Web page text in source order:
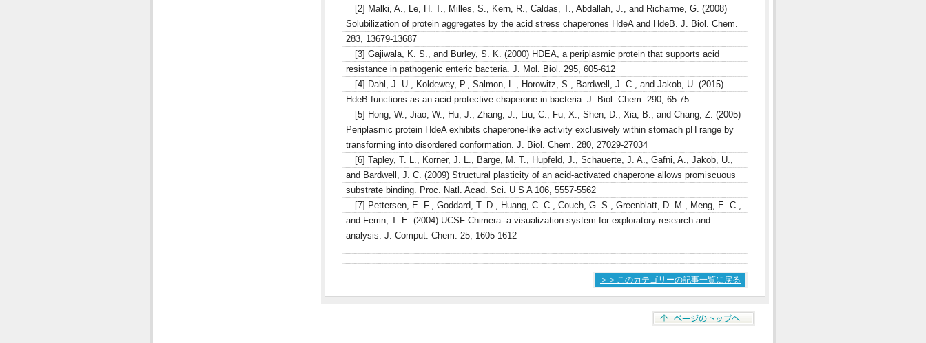
[2] Malki, A., Le, H. T., Milles, S., Kern, R., Caldas, T., Abdallah, J., and Richarme, G. (2008)
Solubilization of protein aggregates by the acid stress chaperones HdeA and HdeB. J. Biol. Chem.
283, 13679-13687
[3] Gajiwala, K. S., and Burley, S. K. (2000) HDEA, a periplasmic protein that supports acid
resistance in pathogenic enteric bacteria. J. Mol. Biol. 295, 605-612
[4] Dahl, J. U., Koldewey, P., Salmon, L., Horowitz, S., Bardwell, J. C., and Jakob, U. (2015)
HdeB functions as an acid-protective chaperone in bacteria. J. Biol. Chem. 290, 65-75
[5] Hong, W., Jiao, W., Hu, J., Zhang, J., Liu, C., Fu, X., Shen, D., Xia, B., and Chang, Z. (2005)
Periplasmic protein HdeA exhibits chaperone-like activity exclusively within stomach pH range by
transforming into disordered conformation. J. Biol. Chem. 280, 27029-27034
[6] Tapley, T. L., Korner, J. L., Barge, M. T., Hupfeld, J., Schauerte, J. A., Gafni, A., Jakob, U.,
and Bardwell, J. C. (2009) Structural plasticity of an acid-activated chaperone allows promiscuous
substrate binding. Proc. Natl. Acad. Sci. U S A 106, 5557-5562
[7] Pettersen, E. F., Goddard, T. D., Huang, C. C., Couch, G. S., Greenblatt, D. M., Meng, E. C.,
and Ferrin, T. E. (2004) UCSF Chimera--a visualization system for exploratory research and
analysis. J. Comput. Chem. 25, 1605-1612
＞＞このカテゴリーの記事一覧に戻る